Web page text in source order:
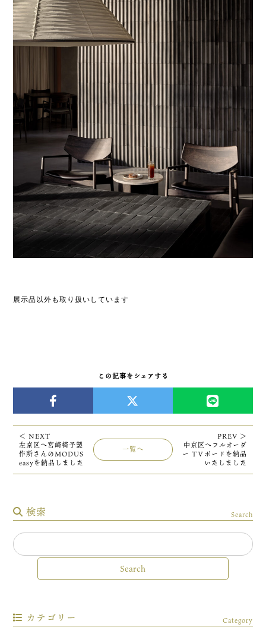
展示品以外も取り扱いしています
この記事をシェアする
＜ NEXT
左京区へ宮崎椅子製
作所さんのMODUS
easyを納品しました
一覧へ
PREV ＞
中京区へフルオーダ
ー TＶボードを納品
いたしました
検索 Search
カテゴリー Category